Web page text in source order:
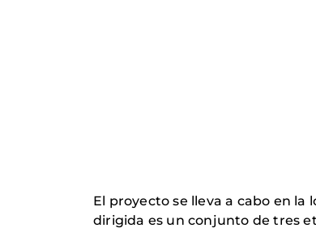
El proyecto se lleva a cabo en la
dirigida es un conjunto de tres